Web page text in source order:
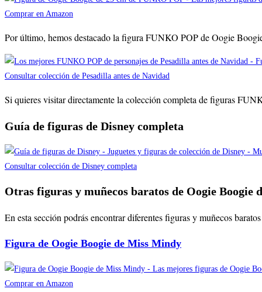
Comprar en Amazon
Por último, hemos destacado la figura FUNKO POP de Oogie
Consultar colección de Pesadilla antes de Navidad
Si quieres visitar directamente la colección completa de figuras
Guía de figuras de Disney completa
Consultar colección de Disney completa
Otras figuras y muñecos baratos de Oogie Boogie
En esta sección podrás encontrar diferentes figuras y muñecos
Figura de Oogie Boogie de Miss Mindy
Comprar en Amazon